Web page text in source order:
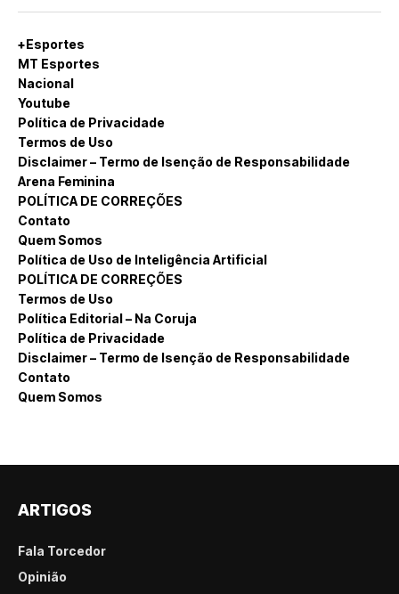
+Esportes
MT Esportes
Nacional
Youtube
Política de Privacidade
Termos de Uso
Disclaimer – Termo de Isenção de Responsabilidade
Arena Feminina
POLÍTICA DE CORREÇÕES
Contato
Quem Somos
Política de Uso de Inteligência Artificial
POLÍTICA DE CORREÇÕES
Termos de Uso
Política Editorial – Na Coruja
Política de Privacidade
Disclaimer – Termo de Isenção de Responsabilidade
Contato
Quem Somos
ARTIGOS
Fala Torcedor
Opinião